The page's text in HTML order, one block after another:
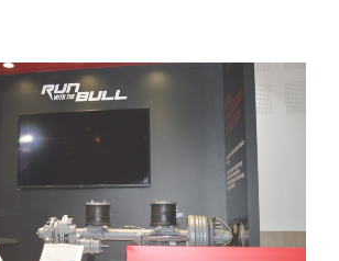
abre
distribución
Australia
y